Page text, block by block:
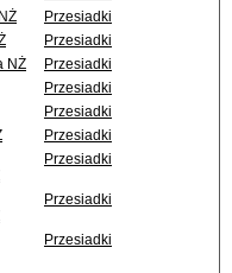
Przesiadki
Przesiadki
NŻ
Przesiadki
Przesiadki
Przesiadki
Przesiadki
Przesiadki
Przesiadki
Przesiadki